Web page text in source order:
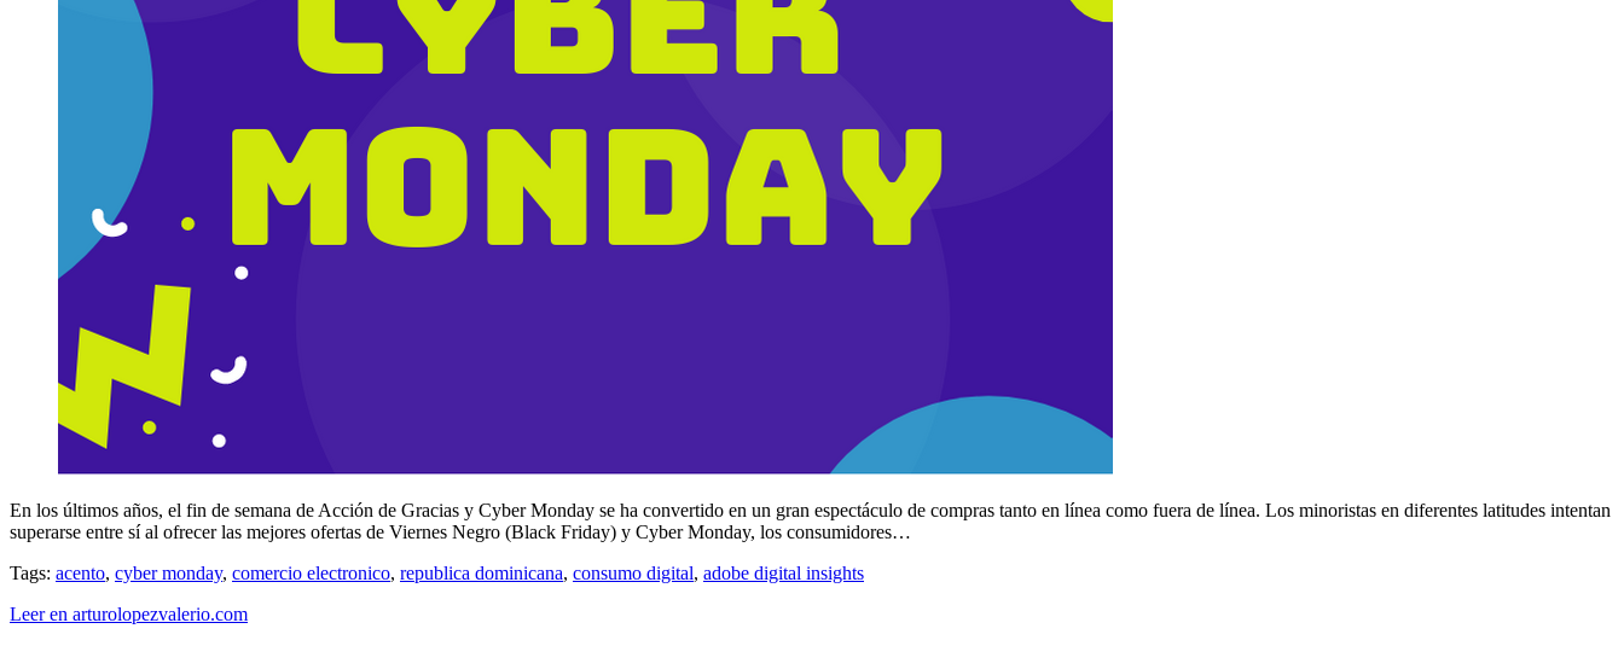
En los últimos años, el fin de semana de Acción de Gracias y Cyber Monday se ha convertido en un gran espectáculo de compras tanto en línea como fuera de línea. Los minoristas en diferentes latitudes intentan
superarse entre sí al ofrecer las mejores ofertas de Viernes Negro (Black Friday) y Cyber ​​Monday, los consumidores…
Tags: acento, cyber monday, comercio electronico, republica dominicana, consumo digital, adobe digital insights
Leer en arturolopezvalerio.com